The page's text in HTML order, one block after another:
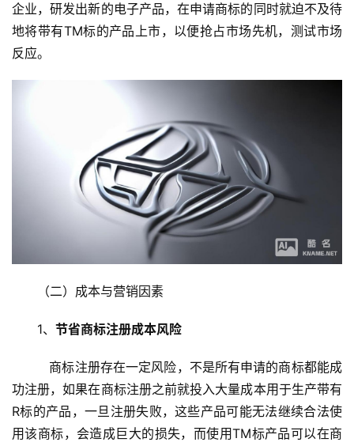
企业，研发出新的电子产品，在申请商标的同时就迫不及待
地将带有TM标的产品上市，以便抢占市场先机，测试市场
反应。
（二）成本与营销因素
1、 节省商标注册成本风险
功注册，如果在商标注册之前就投入大量成本用于生产带有
R标的产品，一旦注册失败，这些产品可能无法继续合法使
用该商标，会造成巨大的损失，而使用TM标产品可以在商